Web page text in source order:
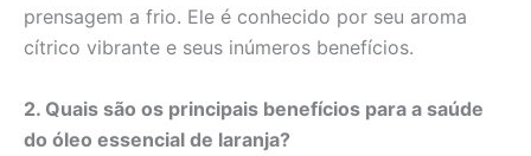
prensagem a frio. Ele é conhecido por seu aroma
cítrico vibrante e seus inúmeros benefícios.
2. Quais são os principais benefícios para a saúde
do óleo essencial de laranja?